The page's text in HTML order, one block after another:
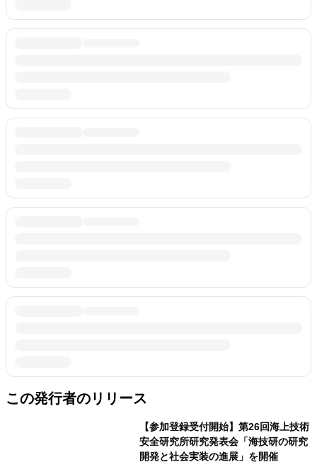
この発行者のリリース
【参加登録受付開始】第26回海上技術
安全研究所研究発表会「海技研の研究
開発と社会実装の進展」を開催